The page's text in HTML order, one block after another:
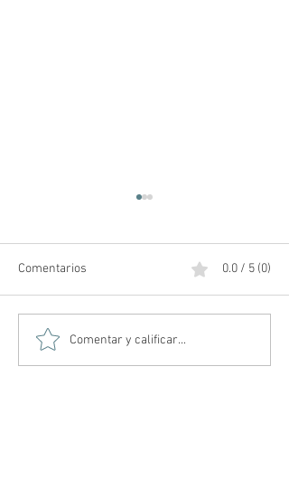
Amos del Universo | Teaser
Tráiler
Comentarios 0.0 / 5 (0)
Comentar y calificar...